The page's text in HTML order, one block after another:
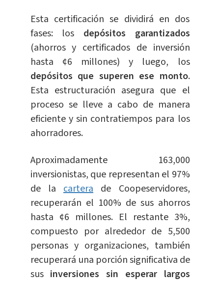
Esta certificación se dividirá en dos
fases: los depósitos garantizados
(ahorros y certificados de inversión
hasta ¢6 millones) y luego, los
depósitos que superen ese monto.
Esta estructuración asegura que el
proceso se lleve a cabo de manera
eficiente y sin contratiempos para los
ahorradores.
Aproximadamente 163,000
inversionistas, que representan el 97%
de la cartera de Coopeservidores,
recuperarán el 100% de sus ahorros
hasta ¢6 millones. El restante 3%,
compuesto por alrededor de 5,500
personas y organizaciones, también
recuperará una porción significativa de
sus inversiones sin esperar largos